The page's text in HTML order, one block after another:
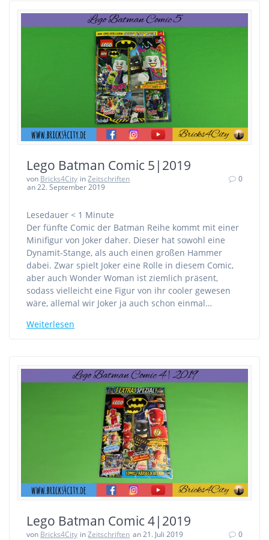
Lego Batman Comic 5|2019
von Bricks4City inZeitschriften
an 22. September 2019
0
Lesedauer < 1 Minute
Der fünfte Comic der Batman Reihe kommt mit einer
Minifigur von Joker daher. Dieser hat sowohl eine
Dynamit-Stange, als auch einen großen Hammer
dabei. Zwar spielt Joker eine Rolle in diesem Comic,
aber auch Wonder Woman ist ziemlich präsent,
sodass vielleicht eine Figur von ihr cooler gewesen
wäre, allemal wir Joker ja auch schon einmal…
Weiterlesen
Lego Batman Comic 4|2019
von Bricks4City inZeitschriften an 21. Juli 2019 0